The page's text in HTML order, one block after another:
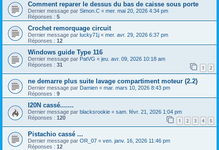
Comment reparer le dessus du bas de caisse sous porte
Dernier message par Simon.C « mer. mai 20, 2026 4:34 pm
Réponses : 5
Crochet remorquage circuit
Dernier message par lucky71j « mer. avr. 29, 2026 6:37 pm
Réponses : 12
Windows guide Type 116
Dernier message par PatVG « jeu. avr. 09, 2026 10:18 am
Réponses : 31 1 2
ne demarre plus suite lavage compartiment moteur (2.2)
Dernier message par Damien « mar. mars 10, 2026 8:43 pm
Réponses : 9
I20N cassé.......
Dernier message par blacksrookie « sam. févr. 21, 2026 1:04 pm
Réponses : 120 1 2 3 4 5
Pistachio cassé ...
Dernier message par OR_07 « ven. janv. 16, 2026 11:46 pm
Réponses : 12